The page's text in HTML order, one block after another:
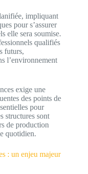
impliquant
pour s’assurer
elle sera soumise.
qualifiés
futurs,
l’environnement
exige une
des points de
pour
structures sont
de production
quotidien.
: un enjeu majeur